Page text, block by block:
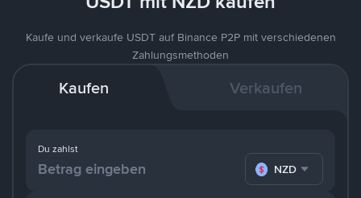
Kaufe und verkaufe USDT auf Binance P2P mit verschiedenen
Zahlungsmethoden
Kaufen Verkaufen
Du zahlst
NZD